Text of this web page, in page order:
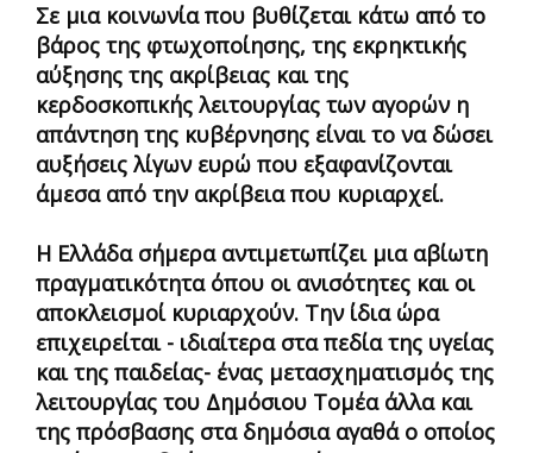
Σε μια κοινωνία που βυθίζεται κάτω από το
βάρος της φτωχοποίησης, της εκρηκτικής
αύξησης της ακρίβειας και της
κερδοσκοπικής λειτουργίας των αγορών η
απάντηση της κυβέρνησης είναι το να δώσει
αυξήσεις λίγων ευρώ που εξαφανίζονται
άμεσα από την ακρίβεια που κυριαρχεί.
Η Ελλάδα σήμερα αντιμετωπίζει μια αβίωτη
πραγματικότητα όπου οι ανισότητες και οι
αποκλεισμοί κυριαρχούν. Την ίδια ώρα
επιχειρείται - ιδιαίτερα στα πεδία της υγείας
και της παιδείας- ένας μετασχηματισμός της
λειτουργίας του Δημόσιου Τομέα άλλα και
της πρόσβασης στα δημόσια αγαθά ο οποίος